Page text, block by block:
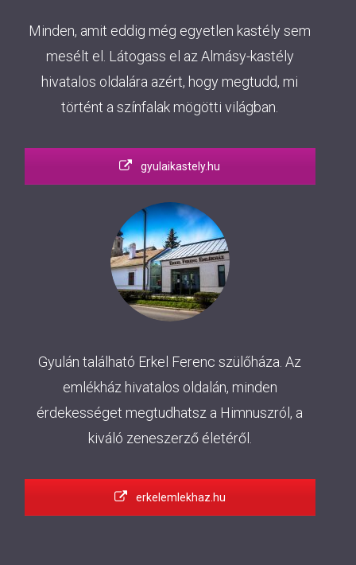
Minden, amit eddig még egyetlen kastély sem
mesélt el. Látogass el az Almásy-kastély
hivatalos oldalára azért, hogy megtudd, mi
történt a színfalak mögötti világban.
gyulaikastely.hu
Gyulán található Erkel Ferenc szülőháza. Az
emlékház hivatalos oldalán, minden
érdekességet megtudhatsz a Himnuszról, a
kiváló zeneszerző életéről.
erkelemlekhaz.hu